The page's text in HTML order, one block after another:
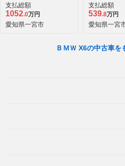
支払総額
1052.0万円
愛知県一宮市
ーゼルター
支払総額
539.8万円
愛知県一宮
ＢＭＷ X6の中古車を